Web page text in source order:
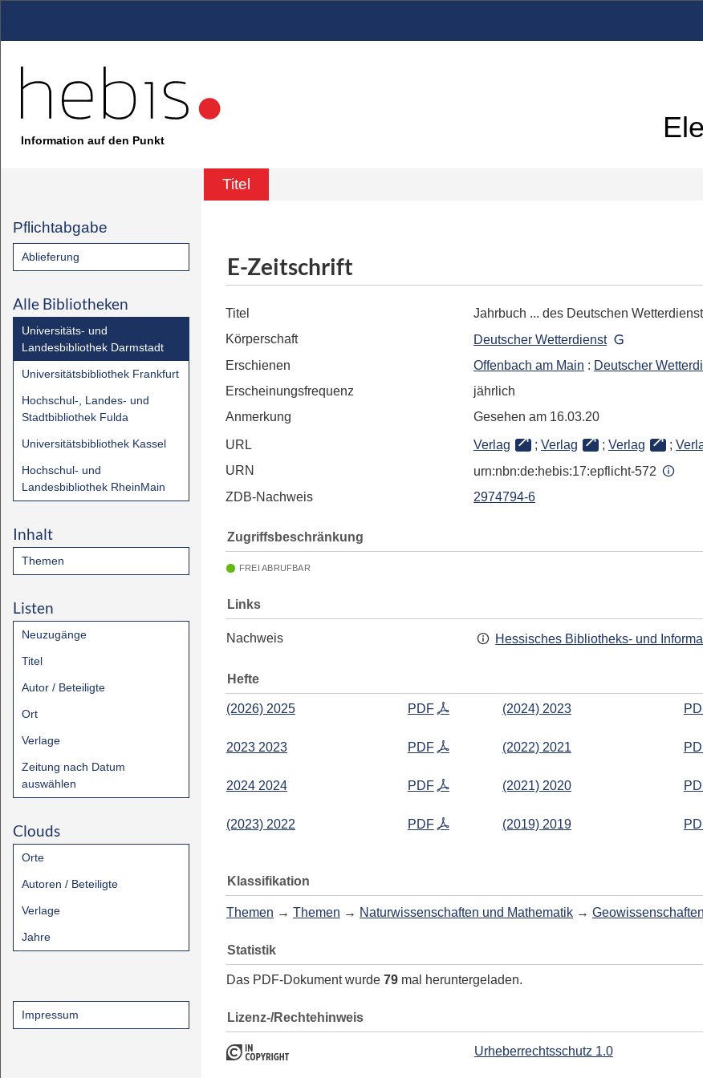
Information auf den Punkt
Titel
Pflichtabgabe
Ablieferung
Alle Bibliotheken
Universitäts- und
Landesbibliothek Darmstadt
Universitätsbibliothek Frankfurt
Hochschul-, Landes- und
Stadtbibliothek Fulda
Universitätsbibliothek Kassel
Hochschul- und
Landesbibliothek RheinMain
Inhalt
Themen
Listen
Neuzugänge
Titel
Autor / Beteiligte
Ort
Verlage
Zeitung nach Datum
auswählen
Clouds
Orte
Autoren / Beteiligte
Verlage
Jahre
Impressum
E-Zeitschrift
Titel
Jahrbuch ... des Deutschen
Körperschaft
Deutscher Wetterdienst
Erschienen
Offenbach am Main : Deutscher
Erscheinungsfrequenz
jährlich
Anmerkung
Gesehen am 16.03.20
URL Verlag ; Verlag ; Verlag ;
URN
urn:nbn:de:hebis:17:epflicht-572
ZDB-Nachweis
2974794-6
Zugriffsbeschränkung
FREI ABRUFBAR
Links
Nachweis Hessisches Bibliotheks- und
Hefte
PDF
(2026) 2025
PDF
2023 2023
PDF
2024 2024
PDF
(2023) 2022
(2024) 2023
(2022) 2021
(2021) 2020
(2019) 2019
Klassifikation
Themen → Themen → Naturwissenschaften und Mathematik → Geowissenschaften
Statistik
Das PDF-Dokument wurde 79 mal heruntergeladen.
Lizenz-/Rechtehinweis
Urheberrechtsschutz 1.0